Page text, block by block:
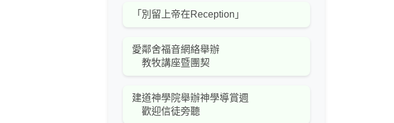
「別留上帝在Reception」
愛鄰舍福音網絡舉辦
教牧講座暨團契
建道神學院舉辦神學導賞週
歡迎信徒旁聽